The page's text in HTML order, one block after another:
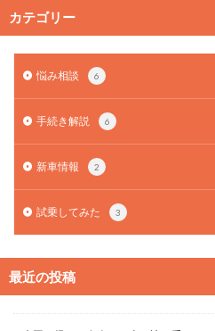
カテゴリー
悩み相談 6
手続き解説 6
新車情報 2
試乗してみた 3
最近の投稿